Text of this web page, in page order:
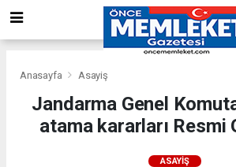
Anasayfa Asayiş
Jandarma Genel
atama kararları Resmi
ASAYIŞ